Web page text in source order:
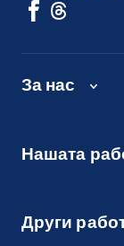
За нас
Нашата
Други